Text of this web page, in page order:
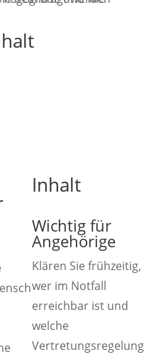
Inhalt
Wichtig für
Angehörige
Klären Sie frühzeitig,
wer im Notfall
erreichbar ist und
welche
Vertretungsregelung